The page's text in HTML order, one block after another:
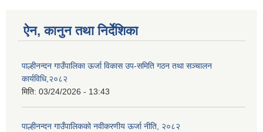
ऐन, कानुन तथा निर्देशिका
पाल्हीनन्दन गाउँपालिका ऊर्जा विकास उप-समिति गठन तथा सञ्चालन
कार्यविधि,२०८२
मिति: 03/24/2026 - 13:43
पाल्हीनन्दन गाउँपालिकको नवीकरणीय ऊर्जा नीति, २०८२